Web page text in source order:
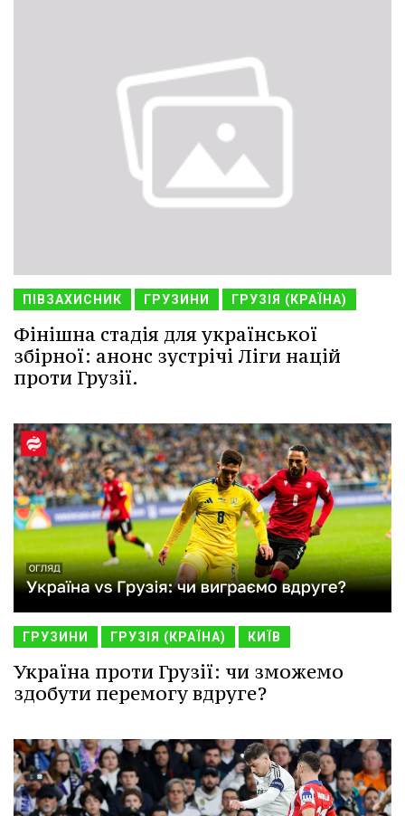
ПІВЗАХИСНИК ГРУЗИНИ ГРУЗІЯ (КРАЇНА)
Фінішна стадія для української
збірної: анонс зустрічі Ліги націй
проти Грузії.
ГРУЗИНИ ГРУЗІЯ (КРАЇНА) КИЇВ
Україна проти Грузії: чи зможемо
здобути перемогу вдруге?